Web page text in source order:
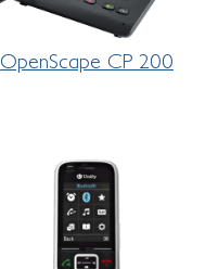
OpenScape CP 200